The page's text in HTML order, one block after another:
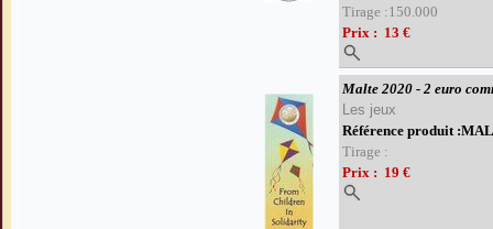
Tirage :150.000
Prix : 13 €
Malte 2020 - 2 euro
Les jeux
Référence produit
Tirage :
Prix : 19 €